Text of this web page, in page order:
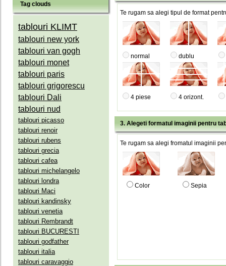
Tag clouds
tablouri KLIMT
tablouri new york
tablouri van gogh
tablouri monet
tablouri paris
tablouri grigorescu
tablouri Dali
tablouri nud
tablouri picasso
tablouri renoir
tablouri rubens
tablouri grecia
tablouri cafea
tablouri michelangelo
tablouri londra
tablouri Maci
tablouri kandinsky
tablouri venetia
tablouri Rembrandt
tablouri BUCURESTI
tablouri godfather
tablouri italia
tablouri caravaggio
Te rugam sa alegi tipul de format
normal dublu
4 piese 4 orizont.
3. Alegeti formatul imaginii pentru
Te rugam sa alegi fromatul imaginii
Color Sepia